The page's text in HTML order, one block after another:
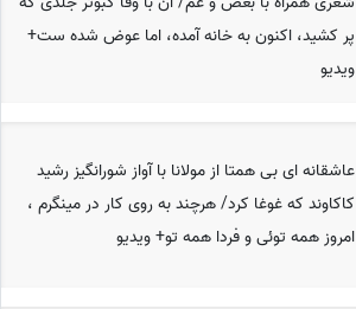
پر کشید، اکنون به خانه آمده، اما عوض شده ست+
ویدیو
عاشقانه ای بی همتا از مولانا با آواز شورانگیز رشید
کاکاوند که غوغا کرد/ هرچند به روی کار در مینگرم ،
امروز همه توئی و فردا همه تو+ ویدیو